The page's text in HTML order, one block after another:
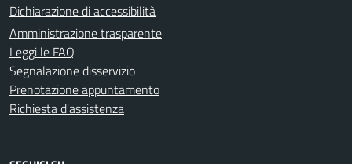
Dichiarazione di accessibilità
Amministrazione trasparente
Leggi le FAQ
Segnalazione disservizio
Prenotazione appuntamento
Richiesta d'assistenza